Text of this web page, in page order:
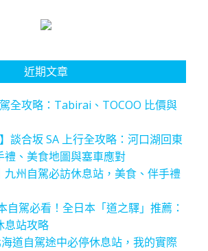
近期文章
全攻略：Tabirai、TOCOO 比價與
談合坂 SA 上行全攻略：河口湖回東
禮、美食地圖與塞車應對
九州自駕必訪休息站，美食、伴手禮
自駕必看！全日本「道之驛」推薦：
息站攻略
道自駕途中必停休息站，我的實際